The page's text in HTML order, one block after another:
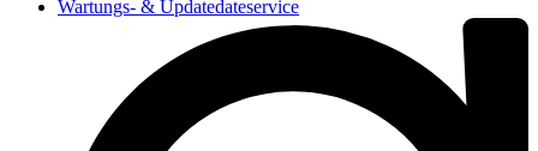
Wartungs- & Updatedateservice